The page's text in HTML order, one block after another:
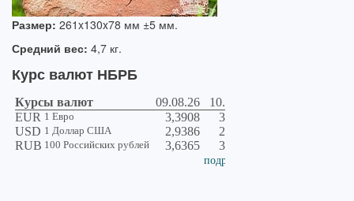
Размер: 261x130x78 мм ±5 мм.
Средний вес: 4,7 кг.
Курс валют НБРБ